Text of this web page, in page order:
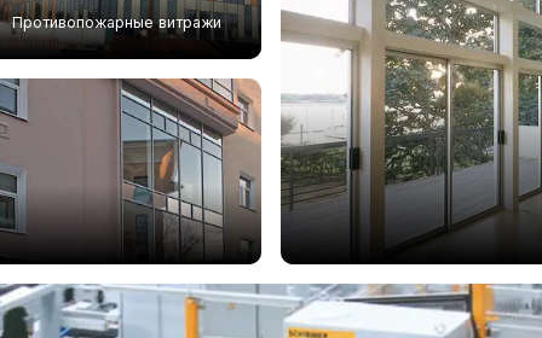
Противопожарные витражи